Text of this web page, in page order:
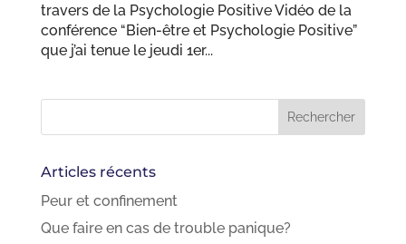
travers de la Psychologie Positive Vidéo de la
conférence “Bien-être et Psychologie Positive”
que j’ai tenue le jeudi 1er...
Articles récents
Peur et confinement
Que faire en cas de trouble panique?